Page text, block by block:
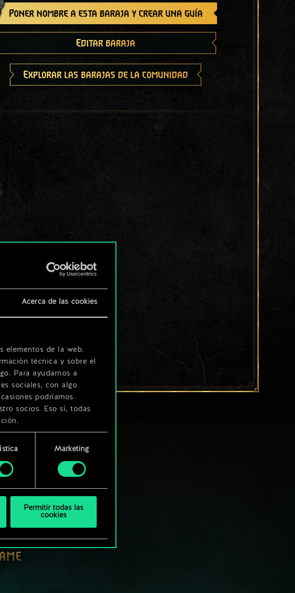
Acerca de las cookies
elementos de la web.
técnica y sobre el
Para ayudarnos a
sociales, con algo
podríamos
socios. Eso sí, todas
de las cookies y
Marketing
Permitir todas las
cookies
Poner nombre a esta baraja y crear una guía
Editar baraja
Explorar las barajas de la comunidad